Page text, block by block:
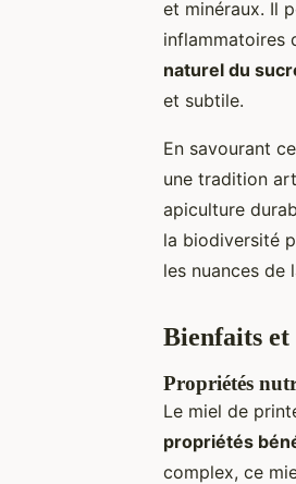
et minéraux. Il
inflammatoires
naturel du
et subtile.
En savourant
une tradition
apiculture
la biodiversité
les nuances de
Bienfaits
Propriétés
Le miel de
propriétés
complex, ce